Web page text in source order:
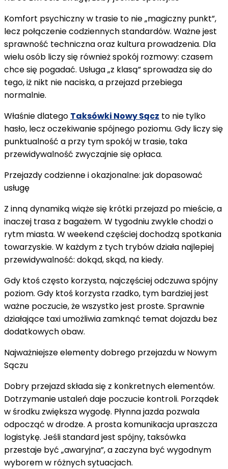
Komfort psychiczny w trasie to nie „magiczny punkt”,
lecz połączenie codziennych standardów. Ważne jest
sprawność techniczna oraz kultura prowadzenia. Dla
wielu osób liczy się również spokój rozmowy: czasem
chce się pogadać. Usługa „z klasą” sprowadza się do
tego, iż nikt nie naciska, a przejazd przebiega
normalnie.
Właśnie dlatego Taksówki Nowy Sącz to nie tylko
hasło, lecz oczekiwanie spójnego poziomu. Gdy liczy się
punktualność a przy tym spokój w trasie, taka
przewidywalność zwyczajnie się opłaca.
Przejazdy codzienne i okazjonalne: jak dopasować
usługę
Z inną dynamiką wiąże się krótki przejazd po mieście, a
inaczej trasa z bagażem. W tygodniu zwykle chodzi o
rytm miasta. W weekend częściej dochodzą spotkania
towarzyskie. W każdym z tych trybów działa najlepiej
przewidywalność: dokąd, skąd, na kiedy.
Gdy ktoś często korzysta, najczęściej odczuwa spójny
poziom. Gdy ktoś korzysta rzadko, tym bardziej jest
ważne poczucie, że wszystko jest proste. Sprawnie
działające taxi umożliwia zamknąć temat dojazdu bez
dodatkowych obaw.
Najważniejsze elementy dobrego przejazdu w Nowym
Sączu
Dobry przejazd składa się z konkretnych elementów.
Dotrzymanie ustaleń daje poczucie kontroli. Porządek
w środku zwiększa wygodę. Płynna jazda pozwala
odpocząć w drodze. A prosta komunikacja upraszcza
logistykę. Jeśli standard jest spójny, taksówka
przestaje być „awaryjna”, a zaczyna być wygodnym
wyborem w różnych sytuacjach.